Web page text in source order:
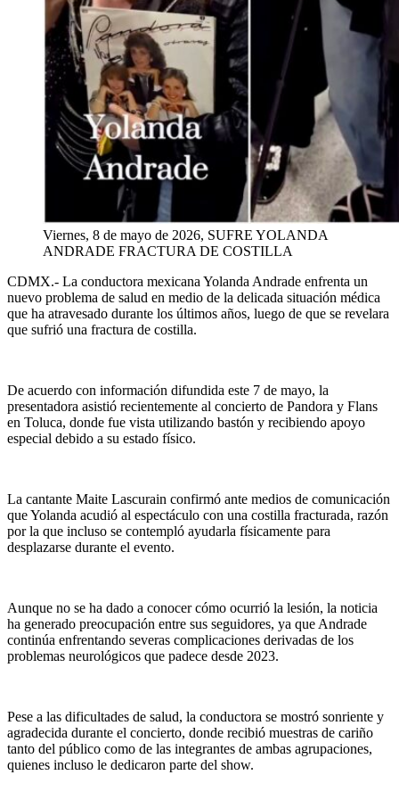
Viernes, 8 de mayo de 2026, SUFRE YOLANDA
ANDRADE FRACTURA DE COSTILLA
CDMX.- La conductora mexicana Yolanda Andrade enfrenta un
nuevo problema de salud en medio de la delicada situación médica
que ha atravesado durante los últimos años, luego de que se revelara
que sufrió una fractura de costilla.
De acuerdo con información difundida este 7 de mayo, la
presentadora asistió recientemente al concierto de Pandora y Flans
en Toluca, donde fue vista utilizando bastón y recibiendo apoyo
especial debido a su estado físico.
La cantante Maite Lascurain confirmó ante medios de comunicación
que Yolanda acudió al espectáculo con una costilla fracturada, razón
por la que incluso se contempló ayudarla físicamente para
desplazarse durante el evento.
Aunque no se ha dado a conocer cómo ocurrió la lesión, la noticia
ha generado preocupación entre sus seguidores, ya que Andrade
continúa enfrentando severas complicaciones derivadas de los
problemas neurológicos que padece desde 2023.
Pese a las dificultades de salud, la conductora se mostró sonriente y
agradecida durante el concierto, donde recibió muestras de cariño
tanto del público como de las integrantes de ambas agrupaciones,
quienes incluso le dedicaron parte del show.